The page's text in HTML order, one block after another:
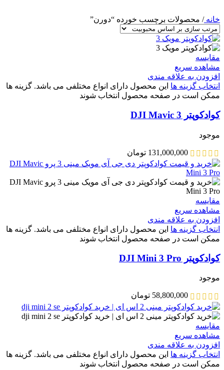
خانه/ محصولات برچسب خورده “دورن”
مقایسه
مشاهده سریع
افزودن به علاقه مندی
انتخاب گزینه ها این محصول دارای انواع مختلفی می باشد. گزینه ها
ممکن است در صفحه محصول انتخاب شوند
کوادکوپتر DJI Mavic 3
موجود
131,000,000 تومان
مقایسه
مشاهده سریع
افزودن به علاقه مندی
انتخاب گزینه ها این محصول دارای انواع مختلفی می باشد. گزینه ها
ممکن است در صفحه محصول انتخاب شوند
کوادکوپتر DJI Mini 3 Pro
موجود
58,800,000 تومان
مقایسه
مشاهده سریع
افزودن به علاقه مندی
انتخاب گزینه ها این محصول دارای انواع مختلفی می باشد. گزینه ها
ممکن است در صفحه محصول انتخاب شوند